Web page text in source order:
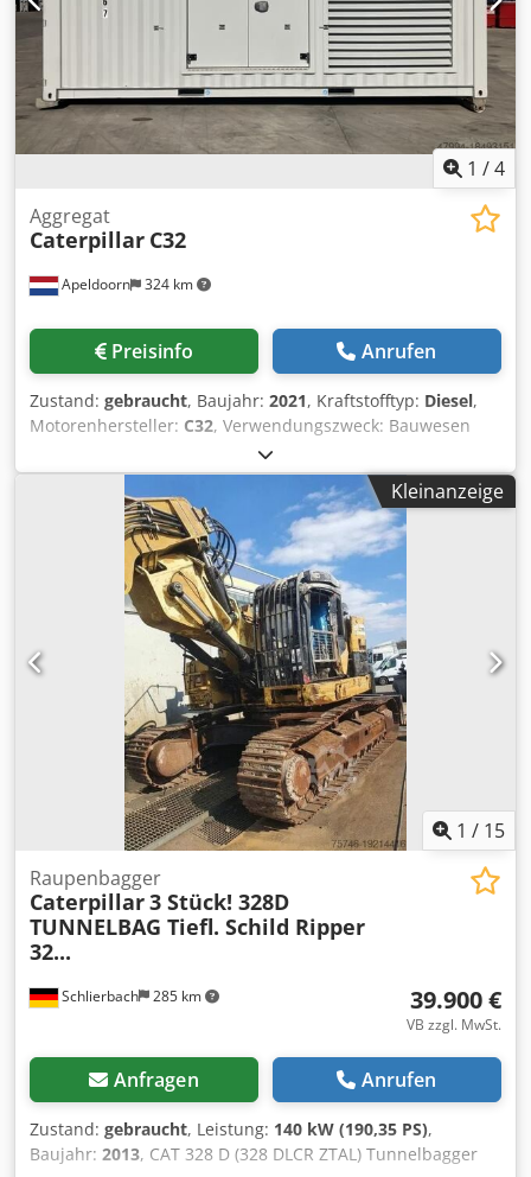
1 /4
Apeldoorn 324 km
Aggregat
Caterpillar C32
Preisinfo Anrufen
Zustand: gebraucht, Baujahr: 2021, Kraftstofftyp: Diesel,
Motorenhersteller: C32, Verwendungszweck: Bauwesen
Leergewicht: 18.221 kg Generatorleistung: 1.100 kVA
Transportabmessungen (L x B x H): 20 ft HC container
Djdpevyn A Uofx Aa Eekr Wenden Sie sich an Sales
Department, um weitere Informationen zu erhalten. Über
85 Jahre Sales-Erfahrung in den Niederlanden. Ein
Expertenteam, das nach individuellen Lösungen für Ihren
Bedarf sucht. 1000 Stunden oder 1 Jahr Garantie: optimale
Sicherheit. Rund um die Uhr an sieben Tagen in der
Woche erreichbar. Schneller Service. Großer Vorrat, direkt
lieferbar.
Kleinanzeige
1 / 15
Schlierbach 285 km
Raupenbagger
Caterpillar3 Stück! 328D
TUNNELBAG Tiefl. Schild Ripper
32...
39.900 €
VB zzgl. MwSt.
Anfragen Anrufen
Zustand: gebraucht, Leistung: 140 kW (190,35 PS),
Baujahr: 2013, CAT 328 D (328 DLCR ZTAL) Tunnelbagger